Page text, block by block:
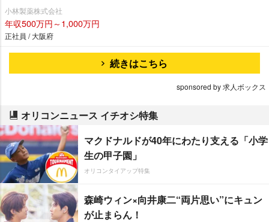
小林製薬株式会社
年収500万円～1,000万円
正社員 / 大阪府
続きはこちら
sponsored by 求人ボックス
オリコンニュース イチオシ特集
マクドナルドが40年にわたり支える「小学
生の甲子園」
オリコンタイアップ特集
森崎ウィン×向井康二“両片思い”にキュン
が止まらん！